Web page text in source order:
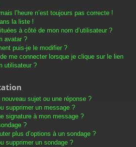
l’heure n’est toujours pas correcte !
la liste !
à côté de mon nom d’utilisateur ?
avatar ?
puis-je le modifier ?
me connecter lorsque je clique sur le lien
utilisateur ?
sujet ou une réponse ?
supprimer un message ?
signature à mon message ?
?
plus d’options à un sondage ?
supprimer un sondage ?